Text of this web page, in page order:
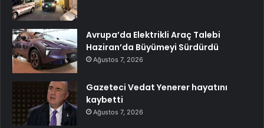
Avrupa’da Elektrikli Araç Talebi
Haziran’da Büyümeyi Sürdürdü
Ağustos 7, 2026
Gazeteci Vedat Yenerer hayatını
kaybetti
Ağustos 7, 2026